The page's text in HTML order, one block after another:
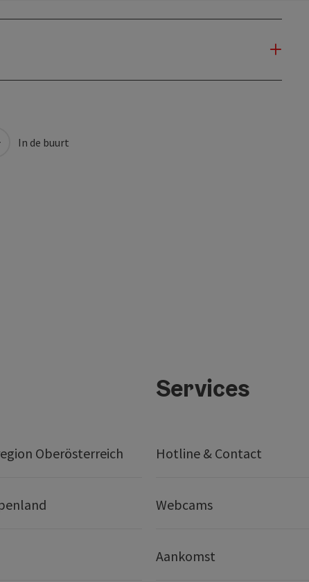
In de buurt
Oberösterreich
Services
Hotline & Contact
Webcams
Aankomst